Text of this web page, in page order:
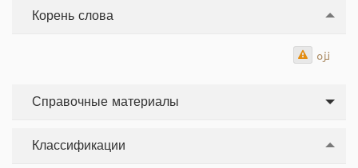
Корень слова
نزه
Справочные материалы
Классификации